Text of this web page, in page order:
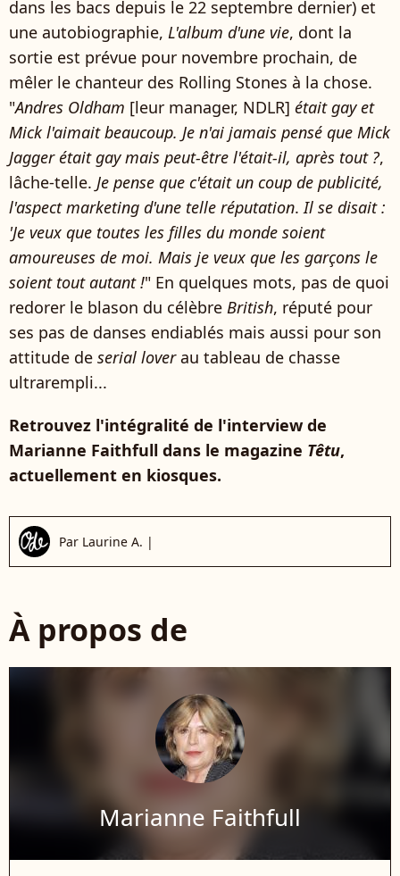
dans les bacs depuis le 22 septembre dernier) et
une autobiographie, L'album d'une vie, dont la
sortie est prévue pour novembre prochain, de
mêler le chanteur des Rolling Stones à la chose.
"Andres Oldham [leur manager, NDLR] était gay et
Mick l'aimait beaucoup. Je n'ai jamais pensé que Mick
Jagger était gay mais peut-être l'était-il, après tout ?,
lâche-telle. Je pense que c'était un coup de publicité,
l'aspect marketing d'une telle réputation. Il se disait :
'Je veux que toutes les filles du monde soient
amoureuses de moi. Mais je veux que les garçons le
soient tout autant !" En quelques mots, pas de quoi
redorer le blason du célèbre British, réputé pour
ses pas de danses endiablés mais aussi pour son
attitude de serial loverau tableau de chasse
ultrarempli...
Retrouvez l'intégralité de l'interview de
Marianne Faithfull dans le magazine Têtu,
actuellement en kiosques.
Par Laurine A. |
À propos de
Marianne Faithfull